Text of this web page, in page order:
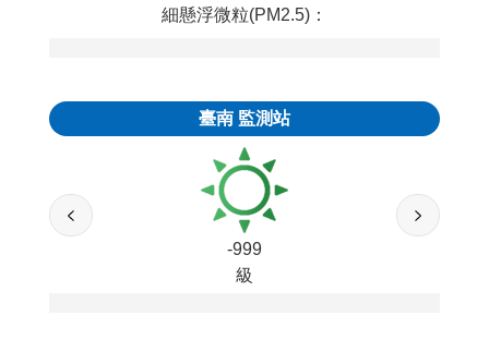
細懸浮微粒(PM2.5)：
臺南 監測站
-999
級